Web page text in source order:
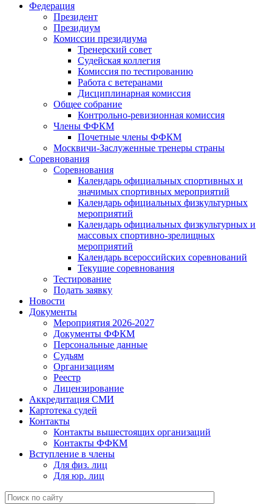
Федерация
Президент
Президиум
Комиссии президиума
Тренерский совет
Судейская коллегия
Комиссия по тестированию
Работа с ветеранами
Дисциплинарная комиссия
Общее собрание
Контрольно-ревизионная комиссия
Члены ФФКМ
Почетные члены ФФКМ
Москвичи-Заслуженные тренеры страны
Соревнования
Соревнования
Календарь официальных спортивных и
значимых спортивных мероприятий
Календарь официальных физкультурных
мероприятий
Календарь официальных физкультурных и
массовых спортивно-зрелищных
мероприятий
Календарь всероссийских соревнований
Текущие соревнования
Тестирование
Подать заявку
Новости
Документы
Мероприятия 2026-2027
Документы ФФКМ
Персональные данные
Судьям
Организациям
Реестр
Лицензирование
Аккредитация СМИ
Картотека судей
Контакты
Контакты вышестоящих организаций
Контакты ФФКМ
Вступление в члены
Для физ. лиц
Для юр. лиц